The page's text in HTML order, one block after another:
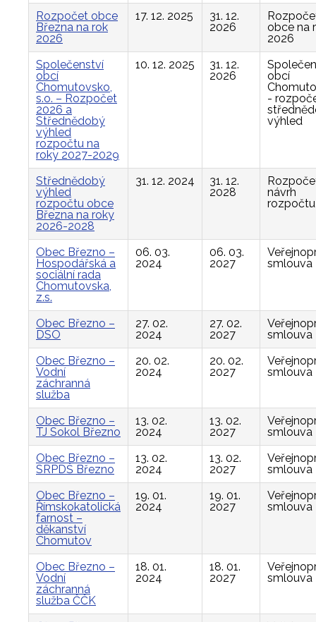
Rozpočet obce
Března na rok
2026
17. 12. 2025
31. 12.
2026
obce na
2026
Společenství
obcí
Chomutovsko,
s.o. – Rozpočet
2026 a
Střednědobý
výhled
rozpočtu na
roky 2027-2029
10. 12. 2025
31. 12.
2026
obcí
-
výhled
Střednědobý
výhled
rozpočtu obce
Března na roky
2026-2028
31. 12. 2024
31. 12.
2028
návrh
rozpočtu
Obec Březno –
Hospodářská a
sociální rada
Chomutovska,
z.s.
06. 03.
2024
06. 03.
2027
smlouva
Obec Březno –
DSO
27. 02.
2024
27. 02.
2027
smlouva
Obec Březno –
Vodní
záchranná
služba
20. 02.
2024
20. 02.
2027
smlouva
Obec Březno –
TJ Sokol Březno
13. 02.
2024
13. 02.
2027
smlouva
Obec Březno –
SRPDŠ Březno
13. 02.
2024
13. 02.
2027
smlouva
Obec Březno –
Římskokatolická
farnost –
děkanství
Chomutov
19. 01.
2024
19. 01.
2027
smlouva
Obec Březno –
Vodní
záchranná
služba ČČK
18. 01.
2024
18. 01.
2027
smlouva